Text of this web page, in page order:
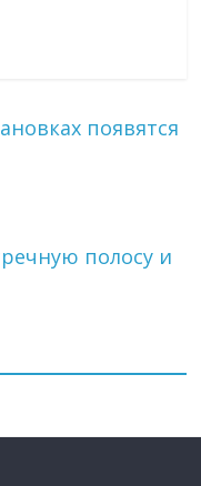
появятся
полосу и